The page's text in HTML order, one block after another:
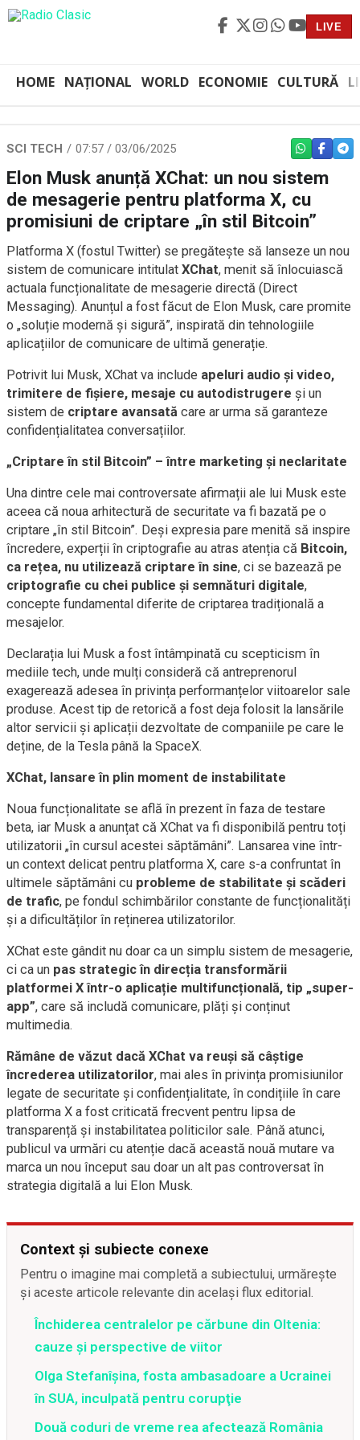
LIVE
HOME NAȚIONAL WORLD ECONOMIE CULTURĂ
SCI TECH 07:57 / 03/06/2025 WHATSAPP
Elon Musk anunță XChat: un nou sistem
de mesagerie pentru platforma X, cu
promisiuni de criptare „în stil Bitcoin”
Platforma X (fostul Twitter) se pregătește să lanseze un nou
sistem de comunicare intitulat XChat, menit să înlocuiască
actuala funcționalitate de mesagerie directă (Direct
Messaging). Anunțul a fost făcut de Elon Musk, care promite
o „soluție modernă și sigură”, inspirată din tehnologiile
aplicațiilor de comunicare de ultimă generație.
Potrivit lui Musk, XChat va include apeluri audio și video,
trimitere de fișiere, mesaje cu autodistrugere și un
sistem de criptare avansată care ar urma să garanteze
confidențialitatea conversațiilor.
„Criptare în stil Bitcoin” – între marketing și neclaritate
Una dintre cele mai controversate afirmații ale lui Musk este
aceea că noua arhitectură de securitate va fi bazată pe o
criptare „în stil Bitcoin”. Deși expresia pare menită să inspire
încredere, experții în criptografie au atras atenția că Bitcoin,
ca rețea, nu utilizează criptare în sine, ci se bazează pe
criptografie cu chei publice și semnături digitale,
concepte fundamental diferite de criptarea tradițională a
mesajelor.
Declarația lui Musk a fost întâmpinată cu scepticism în
mediile tech, unde mulți consideră că antreprenorul
exagerează adesea în privința performanțelor viitoarelor sale
produse. Acest tip de retorică a fost deja folosit la lansările
altor servicii și aplicații dezvoltate de companiile pe care le
deține, de la Tesla până la SpaceX.
XChat, lansare în plin moment de instabilitate
Noua funcționalitate se află în prezent în faza de testare
beta, iar Musk a anunțat că XChat va fi disponibilă pentru toți
utilizatorii „în cursul acestei săptămâni”. Lansarea vine într-
un context delicat pentru platforma X, care s-a confruntat în
ultimele săptămâni cu probleme de stabilitate și scăderi
de trafic, pe fondul schimbărilor constante de funcționalități
și a dificultăților în reținerea utilizatorilor.
XChat este gândit nu doar ca un simplu sistem de mesagerie,
ci ca un pas strategic în direcția transformării
platformei X într-o aplicație multifuncțională, tip „super-
app”, care să includă comunicare, plăți și conținut
multimedia.
Rămâne de văzut dacă XChat va reuși să câștige
încrederea utilizatorilor, mai ales în privința promisiunilor
legate de securitate și confidențialitate, în condițiile în care
platforma X a fost criticată frecvent pentru lipsa de
transparență și instabilitatea politicilor sale. Până atunci,
publicul va urmări cu atenție dacă această nouă mutare va
marca un nou început sau doar un alt pas controversat în
strategia digitală a lui Elon Musk.
Context și subiecte conexe
Pentru o imagine mai completă a subiectului, urmărește
și aceste articole relevante din același flux editorial.
Închiderea centralelor pe cărbune din Oltenia:
cauze și perspective de viitor
Olga Stefanîşina, fosta ambasadoare a Ucrainei
în SUA, inculpată pentru corupţie
Două coduri de vreme rea afectează România